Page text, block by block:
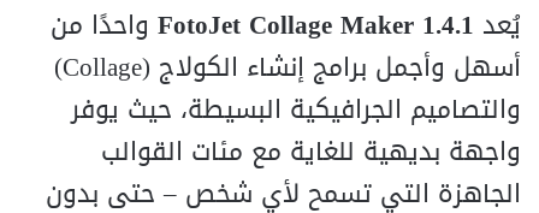
يُعد FotoJet Collage Maker 1.4.1 واحدًا من
أسهل وأجمل برامج إنشاء الكولاج (Collage)
والتصاميم الجرافيكية البسيطة، حيث يوفر
واجهة بديهية للغاية مع مئات القوالب
الجاهزة التي تسمح لأي شخص – حتى بدون